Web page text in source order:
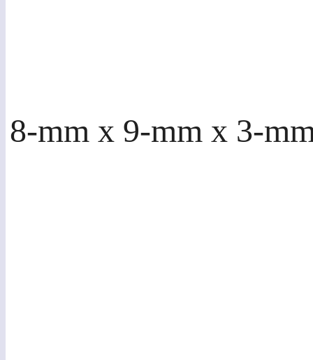
8-mm x 9-mm x 3-